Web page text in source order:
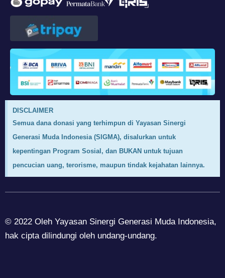
DISCLAIMER
Semua dana donasi yang terhimpun di Yayasan Sinergi
Generasi Muda Indonesia (SIGMA), disalurkan untuk
kepentingan Program Sosial, dan BUKAN untuk tujuan
pencucian uang, terorisme, maupun tindak kejahatan lainnya.
© 2022 Oleh Yayasan Sinergi Generasi Muda Indonesia,
hak cipta dilindungi oleh undang-undang.